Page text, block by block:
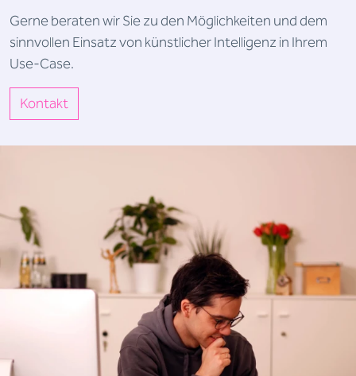
Gerne beraten wir Sie zu den Möglichkeiten und dem
sinnvollen Einsatz von künstlicher Intelligenz in Ihrem
Use-Case.
Kontakt